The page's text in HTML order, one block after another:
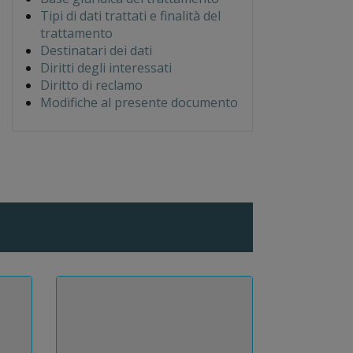
Tipi di dati trattati e finalità del
trattamento
Destinatari dei dati
Diritti degli interessati
Diritto di reclamo
Modifiche al presente documento